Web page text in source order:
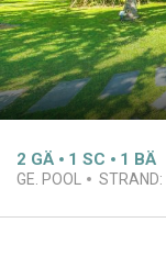
2 GÄ 1 SC 1 BÄ
GE. POOL STRAND: